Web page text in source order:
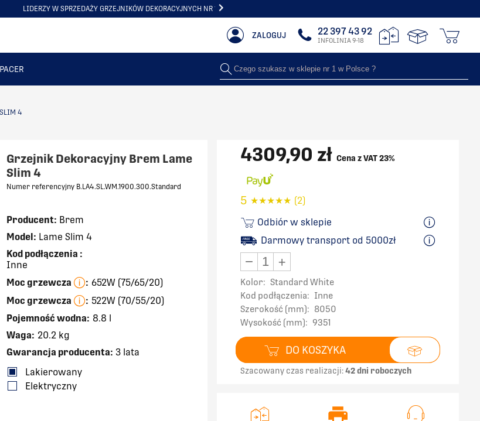
W SPRZEDAŻY GRZEJNIKÓW DEKORACYJNYCH NR 1 W POLSCE
ZALOGUJ 22 397 43 92
INFOLINIA 9-18
Czego szukasz w sklepie nr 1 w Polsce ?
4
Grzejnik Dekoracyjny Brem Lame
Slim 4
Numer referencyjny B.LA4.SL.WM.1900.300.Standard
Producent: Brem
Model: Lame Slim 4
Kod podłączenia :
Inne
Moc grzewcza
: 652W (75/65/20)
Moc grzewcza
: 522W (70/55/20)
Pojemność wodna: 8.8 l
Waga: 20.2 kg
Gwarancja producenta: 3 lata
Lakierowany
Elektryczny
4309,90 zł Cena z VAT 23%
5 ★★★★★ (2)
Odbiór w sklepie
Darmowy transport od 5000zł
− +
Kolor: Standard White
Kod podłączenia: Inne
Szerokość (mm): 8050
Wysokość (mm): 9351
DO KOSZYKA
Szacowany czas realizacji:42 dni roboczych